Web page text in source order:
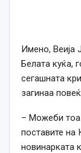
Имено, Веија
Белата куќа,
сегашната
загинаа
– Можеби
поставите на
новинарката